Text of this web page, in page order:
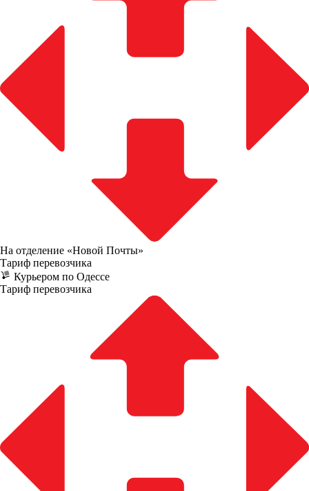
На отделение «Новой Почты»
Тариф перевозчика
Курьером по Одессе
Тариф перевозчика